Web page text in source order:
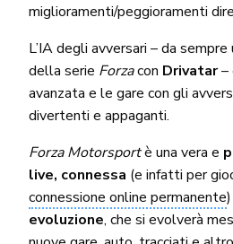
miglioramenti/peggioramenti
L’IA degli avversari – da
della serie Forzacon Drivatar–
avanzata e le gare con gli
divertenti e appaganti.
Forza Motorsportè una vera e
live, connessa (e infatti per
connessione online permanente
evoluzione, che si evolverà